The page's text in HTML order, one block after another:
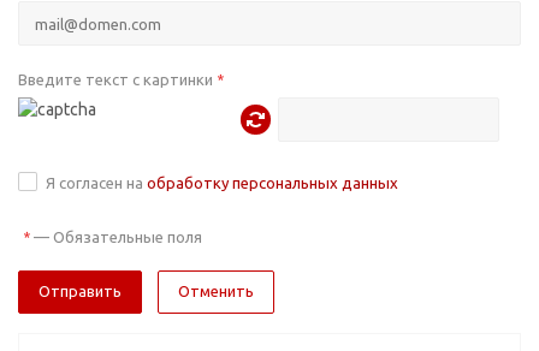
Введите текст с картинки *
Я согласен на обработку персональных данных
* — Обязательные поля
Отменить